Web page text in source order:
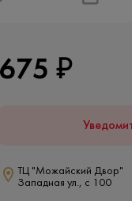
675 ₽
ТЦ "Можайский Двор"
Западная ул., с 100